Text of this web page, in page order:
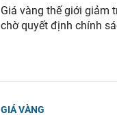
Giá vàng thế giới giảm
chờ quyết định chính
GIÁ VÀNG